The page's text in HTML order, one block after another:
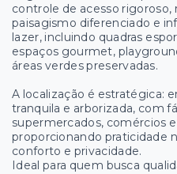
controle de acesso rigoroso,
paisagismo diferenciado e
lazer, incluindo quadras
espaços gourmet,
áreas verdes preservadas.
A localização é estratégica:
tranquila e arborizada, com
supermercados, comércios
proporcionando praticidade
conforto e privacidade.
Ideal para quem busca